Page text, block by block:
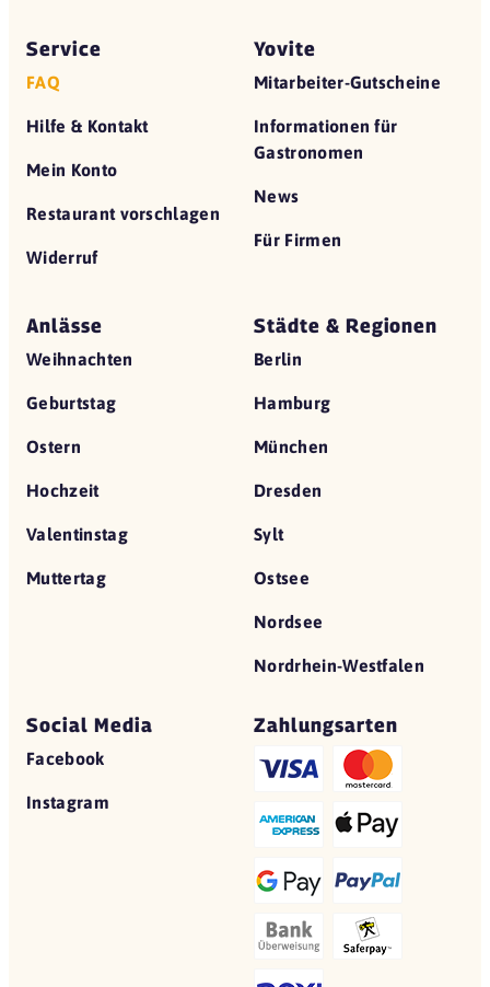
Service
FAQ
Hilfe & Kontakt
Mein Konto
Restaurant vorschlagen
Widerruf
Yovite
Mitarbeiter-Gutscheine
Informationen für
Gastronomen
News
Für Firmen
Anlässe
Weihnachten
Geburtstag
Ostern
Hochzeit
Valentinstag
Muttertag
Städte & Regionen
Berlin
Hamburg
München
Dresden
Sylt
Ostsee
Nordsee
Nordrhein-Westfalen
Social Media
Facebook
Instagram
Zahlungsarten